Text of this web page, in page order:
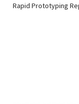
Rapid Prototyping